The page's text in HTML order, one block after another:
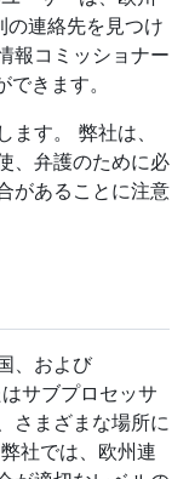
の連絡先を見つけ
報コミッショナー
きます。
す。 弊社は、
、弁護のために必
があることに注意
、および
サブプロセッサ
さまざまな場所に
社では、欧州連